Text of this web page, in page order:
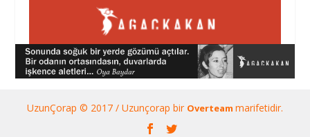
UzunÇorap © 2017 / Uzunçorap bir Overteam marifetidir.